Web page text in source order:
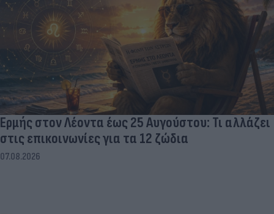
Ερμής στον Λέοντα έως 25 Αυγούστου: Τι αλλάζει
στις επικοινωνίες για τα 12 ζώδια
07.08.2026